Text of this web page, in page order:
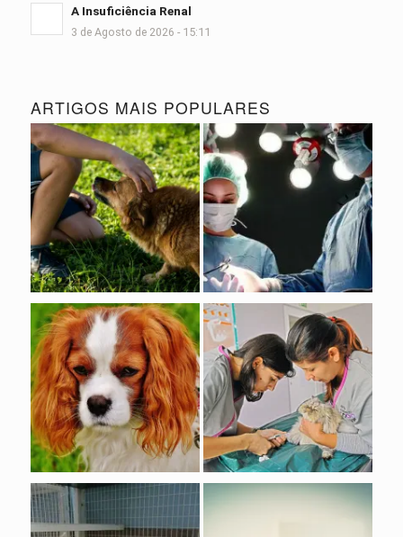
A Insuficiência Renal
3 de Agosto de 2026 - 15:11
ARTIGOS MAIS POPULARES